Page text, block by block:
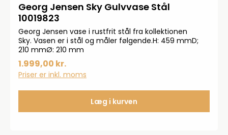
Georg Jensen Sky Gulvvase Stål
10019823
Georg Jensen vase i rustfrit stål fra kollektionen
Sky. Vasen er i stål og måler følgende.H: 459 mmD;
210 mmØ: 210 mm
1.999,00 kr.
Priser er inkl. moms
Læg i kurven